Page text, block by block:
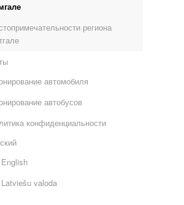
региона
автомобиля
автобусов
конфиденциальности
English
Latviešu valoda